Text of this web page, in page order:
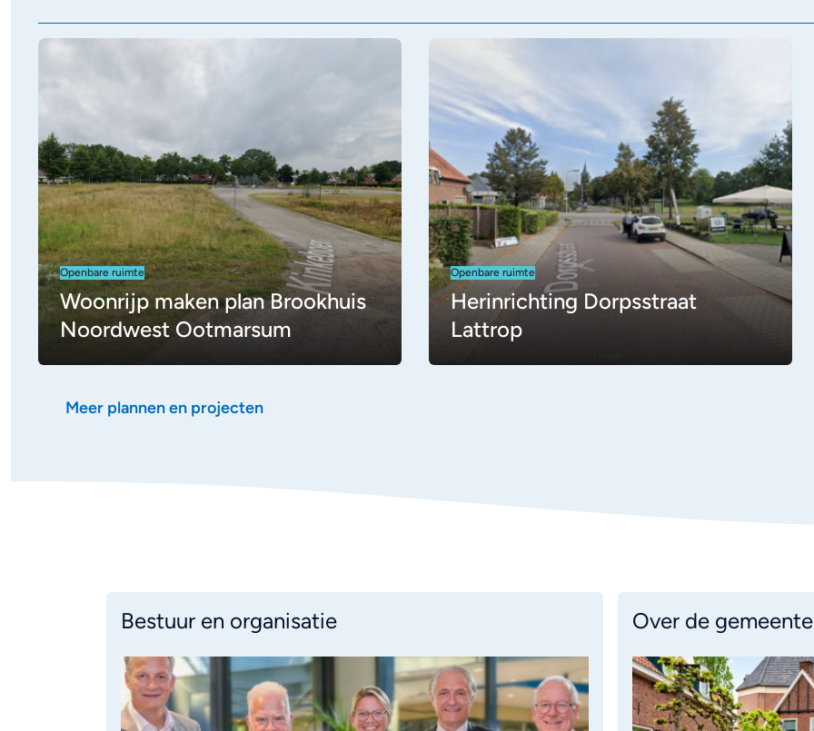
Woonrijp maken plan Brookhuis
Noordwest Ootmarsum
Openbare ruimte
Herinrichting Dorpsstraat
Lattrop
Openbare ruimte
Meer plannen en projecten
Dinkelland
Bestuur en organisatie Over de gemeente